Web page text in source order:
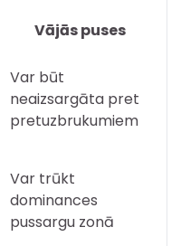
Vājās puses
Var būt
neaizsargāta pret
pretuzbrukumiem
Var trūkt
dominances
pussargu zonā